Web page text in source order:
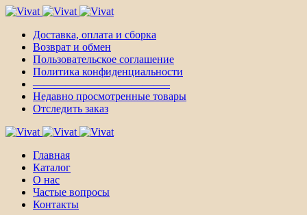
Доставка, оплата и сборка
Возврат и обмен
Пользовательское соглашение
Политика конфиденциальности
————————————–
Недавно просмотренные товары
Отследить заказ
Главная
Каталог
О нас
Частые вопросы
Контакты